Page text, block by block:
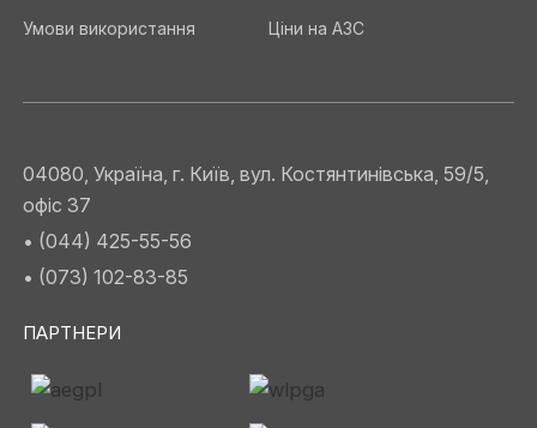
Умови використання
Ціни на АЗС
04080, Україна, г. Київ, вул. Костянтинівська, 59/5,
офіс 37
• (044) 425-55-56
• (073) 102-83-85
ПАРТНЕРИ